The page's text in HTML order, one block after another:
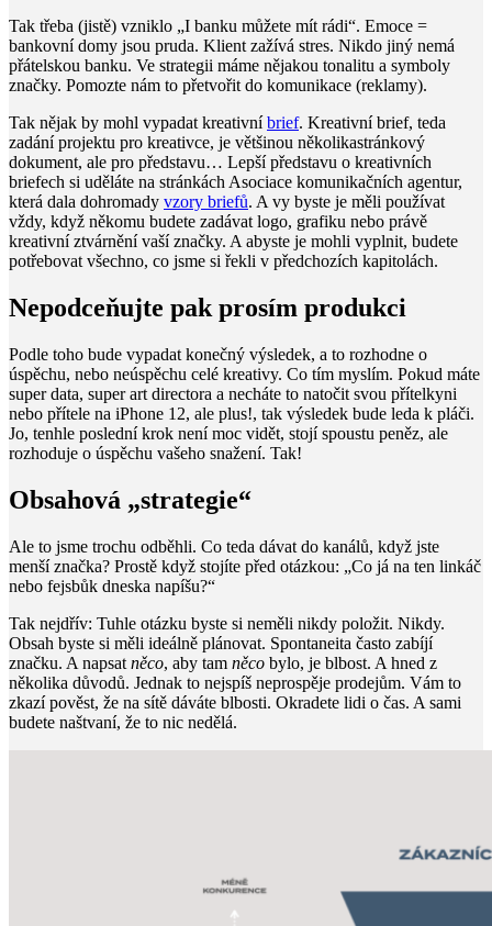
Tak třeba (jistě) vzniklo „I banku můžete mít rádi“. Emoce =
bankovní domy jsou pruda. Klient zažívá stres. Nikdo jiný nemá
přátelskou banku. Ve strategii máme nějakou tonalitu a symboly
značky. Pomozte nám to přetvořit do komunikace (reklamy).
Tak nějak by mohl vypadat kreativníbrief. Kreativní brief, teda
zadání projektu pro kreativce, je většinou několikastránkový
dokument, ale pro představu… Lepší představu o kreativních
briefech si uděláte na stránkách Asociace komunikačních agentur,
která dala dohromady vzory briefů. A vy byste je měli používat
vždy, když někomu budete zadávat logo, grafiku nebo právě
kreativní ztvárnění vaší značky. A abyste je mohli vyplnit, budete
potřebovat všechno, co jsme si řekli v předchozích kapitolách.
Nepodceňujte pak prosím produkci
Podle toho bude vypadat konečný výsledek, a to rozhodne o
úspěchu, nebo neúspěchu celé kreativy. Co tím myslím. Pokud máte
super data, super art directora a necháte to natočit svou přítelkyni
nebo přítele na iPhone 12, ale plus!, tak výsledek bude leda k pláči.
Jo, tenhle poslední krok není moc vidět, stojí spoustu peněz, ale
rozhoduje o úspěchu vašeho snažení. Tak!
Obsahová „strategie“
Ale to jsme trochu odběhli. Co teda dávat do kanálů, když jste
menší značka? Prostě když stojíte před otázkou: „Co já na ten linkáč
nebo fejsbůk dneska napíšu?“
Tak nejdřív: Tuhle otázku byste si neměli nikdy položit. Nikdy.
Obsah byste si měli ideálně plánovat. Spontaneita často zabíjí
značku. A napsat něco, aby tam něco bylo, je blbost. A hned z
několika důvodů. Jednak to nejspíš neprospěje prodejům. Vám to
zkazí pověst, že na sítě dáváte blbosti. Okradete lidi o čas. A sami
budete naštvaní, že to nic nedělá.